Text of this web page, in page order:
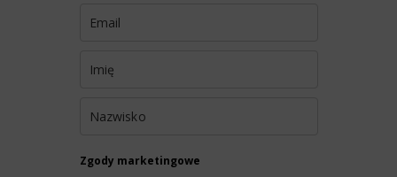
Zgody marketingowe